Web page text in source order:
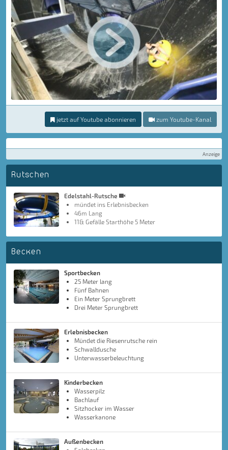
jetzt auf Youtube abonnieren zum Youtube-Kanal
Anzeige
Rutschen
Edelstahl-Rutsche
mündet ins Erlebnisbecken
46m Lang
11& Gefälle Starthöhe 5 Meter
Becken
Sportbecken
25 Meter lang
Fünf Bahnen
Ein Meter Sprungbrett
Drei Meter Sprungbrett
Erlebnisbecken
Mündet die Riesenrutsche rein
Schwalldusche
Unterwasserbeleuchtung
Kinderbecken
Wasserpilz
Bachlauf
Sitzhocker im Wasser
Wasserkanone
Außenbecken